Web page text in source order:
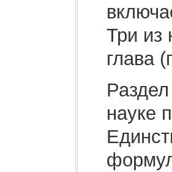
Три из
глава
науке